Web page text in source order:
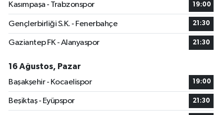
Kasımpaşa - Trabzonspor 19:00
Gençlerbirliği S.K. - Fenerbahçe 21:30
Gaziantep FK - Alanyaspor 21:30
16 Ağustos, Pazar
Başakşehir - Kocaelispor
19:00
Beşiktaş - Eyüpspor 21:30